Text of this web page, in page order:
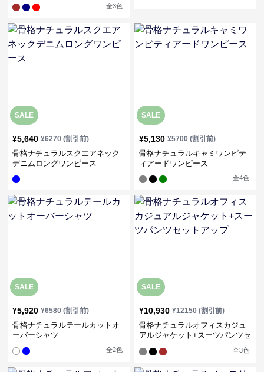
全3色
SALE
¥5,640 ¥6270(割引前)
骨格ナチュラルスクエアネック
デニムロングワンピース
SALE
¥5,130 ¥5700(割引前)
骨格ナチュラルキャミワンピテ
ィアードワンピース
全4色
SALE
¥5,920 ¥6580(割引前)
骨格ナチュラルテールカットオ
ーバーシャツ
全2色
SALE
¥10,930 ¥12150(割引前)
骨格ナチュラルオフィスカジュ
アルジャケット+スーツパンツセ
全3色